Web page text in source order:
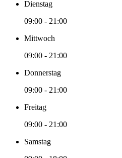
Dienstag
09:00 - 21:00
Mittwoch
09:00 - 21:00
Donnerstag
09:00 - 21:00
Freitag
09:00 - 21:00
Samstag